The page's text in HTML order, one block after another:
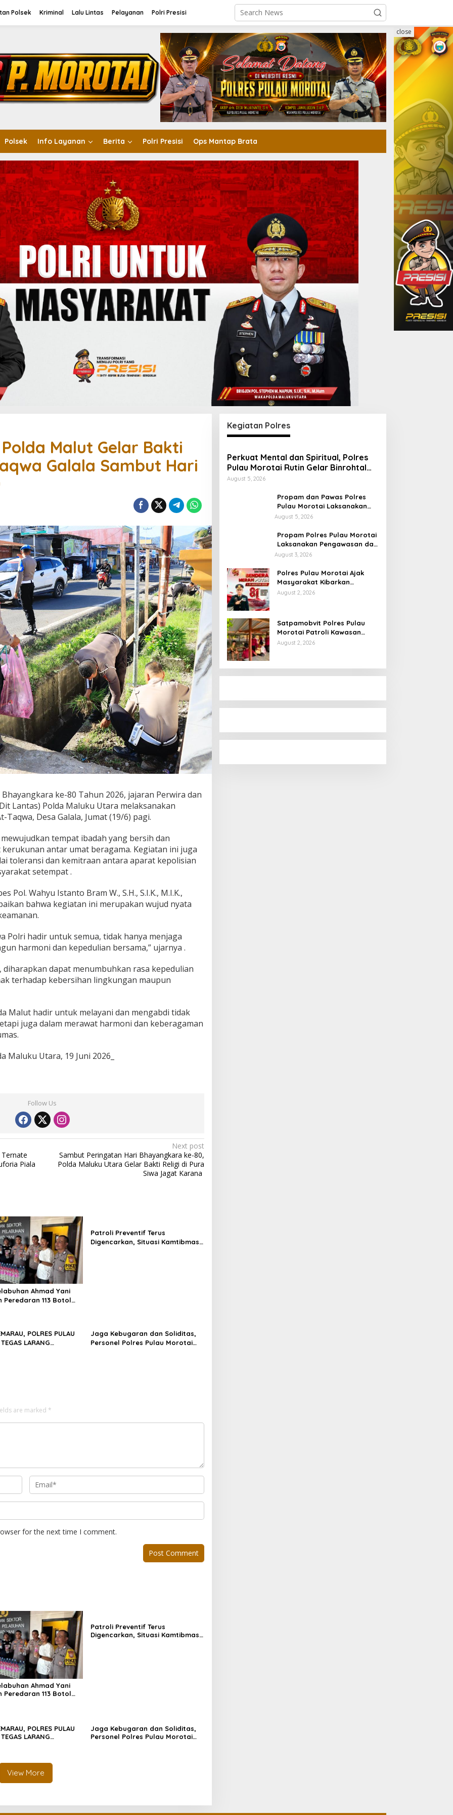
Polsek Kriminal Lalu Lintas Pelayanan Polri Presisi
Polsek Info Layanan Berita Polri Presisi Ops Mantap Brata
close
Malut Gelar Bakti
Galala Sambut Hari
ke-80 Tahun 2026, jajaran Perwira dan
Lantas) Polda Maluku Utara melaksanakan
Desa Galala, Jumat (19/6) pagi.
tempat ibadah yang bersih dan
antar umat beragama. Kegiatan ini juga
toleransi dan kemitraan antara aparat kepolisian
setempat .
Pol. Wahyu Istanto Bram W., S.H., S.I.K., M.I.K.,
bahwa kegiatan ini merupakan wujud nyata
Polri hadir untuk semua, tidak hanya menjaga
harmoni dan kepedulian bersama,” ujarnya .
dapat menumbuhkan rasa kepedulian
terhadap kebersihan lingkungan maupun
Malut hadir untuk melayani dan mengabdi tidak
juga dalam merawat harmoni dan keberagaman
Maluku Utara, 19 Juni 2026_
Follow Us
Piala
Next post
Sambut Peringatan Hari Bhayangkara ke-80,
Polda Maluku Utara Gelar Bakti Religi di Pura
Siwa Jagat Karana
Ahmad Yani
Peredaran 113 Botol
Patroli Preventif Terus
Digencarkan, Situasi Kamtibmas
POLRES PULAU
LARANG
Jaga Kebugaran dan Soliditas,
Personel Polres Pulau Morotai
are marked *
for the next time I comment.
Ahmad Yani
Peredaran 113 Botol
Patroli Preventif Terus
Digencarkan, Situasi Kamtibmas
POLRES PULAU
LARANG
Jaga Kebugaran dan Soliditas,
Personel Polres Pulau Morotai
View More
Kegiatan Polres
Perkuat Mental dan Spiritual, Polres
Pulau Morotai Rutin Gelar Binrohtal
untuk Bentuk Personel Berintegritas
August 5, 2026
Propam dan Pawas Polres
Pulau Morotai Laksanakan
Pengecekan Pelayanan,
Mendapat Pelayanan Optimal
August 5, 2026
Propam Polres Pulau Morotai
Laksanakan Pengawasan dan
Pengecekan Personel Saat
Fungsi
August 3, 2026
Polres Pulau Morotai Ajak
Masyarakat Kibarkan
Bendera Merah Putih Selama
August 2, 2026
Satpamobvit Polres Pulau
Morotai Patroli Kawasan
Wisata, Wujudkan Liburan
August 2, 2026